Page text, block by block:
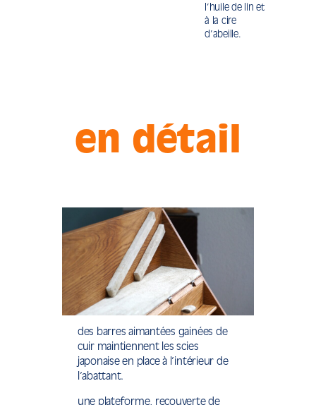
l’huile de lin et
à la cire
d’abeille.
en détail
des barres aimantées gainées de
cuir maintiennent les scies
japonaise en place à l’intérieur de
l’abattant.
une plateforme, recouverte de